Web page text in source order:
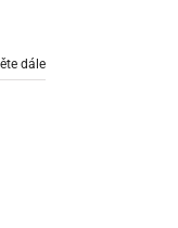
dále